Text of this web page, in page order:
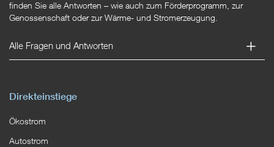
finden Sie alle Antworten – wie auch zum Förderprogramm, zur
Genossenschaft oder zur Wärme- und Stromerzeugung.
Alle Fragen und Antworten
Direkteinstiege
Ökostrom
Autostrom